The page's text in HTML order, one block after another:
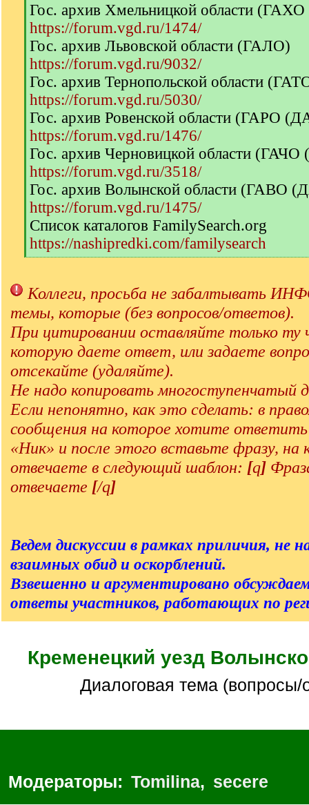
[
q
]
Гос. архив Хмельницкой области
https://forum.vgd.ru/1474/
Гос. архив Львовской области (ГАЛО)
https://forum.vgd.ru/9032/
Гос. архив Тернопольской области
https://forum.vgd.ru/5030/
Гос. архив Ровенской области (ГАРО
https://forum.vgd.ru/1476/
Гос. архив Черновицкой области
https://forum.vgd.ru/3518/
Гос. архив Волынской области (ГАВО
https://forum.vgd.ru/1475/
Список каталогов FamilySearch.org
https://nashipredki.com/familysearch
[
]
Коллеги, просьба не забалтывать
темы, которые (без вопросов/ответов).
При цитировании оставляйте только ту
которую даете ответ, или задаете
отсекайте (удаляйте).
Не надо копировать многоступенчатый
Если непонятно, как это сделать: в
сообщения на которое хотите
«Ник» и после этого вставьте фразу, на
отвечаете в следующий шаблон: [q]
отвечаете [/q]
Ведем дискуссии в рамках приличия, не
взаимных обид и оскорблений.
Взвешенно и аргументировано
ответы участников, работающих по
Кременецкий уезд
Диалоговая тема (вопросы/
Модераторы: Tomilina, secere